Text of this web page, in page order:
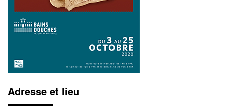
Adresse et lieu